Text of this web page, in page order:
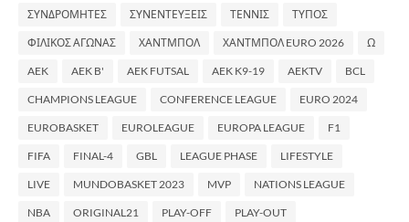
ΣΥΝΔΡΟΜΗΤΕΣ ΣΥΝΕΝΤΕΥΞΕΙΣ ΤΕΝΝΙΣ ΤΥΠΟΣ
ΦΙΛΙΚΟΣ ΑΓΩΝΑΣ ΧΑΝΤΜΠΟΛ ΧΑΝΤΜΠΟΛ EURO 2026 Ω
AEK AEK B' AEK FUTSAL AEK K9-19 AEKTV BCL
CHAMPIONS LEAGUE CONFERENCE LEAGUE EURO 2024
EUROBASKET EUROLEAGUE EUROPA LEAGUE F1
FIFA FINAL-4 GBL LEAGUE PHASE LIFESTYLE
LIVE MUNDOBASKET 2023 MVP NATIONS LEAGUE
NBA ORIGINAL21 PLAY-OFF PLAY-OUT